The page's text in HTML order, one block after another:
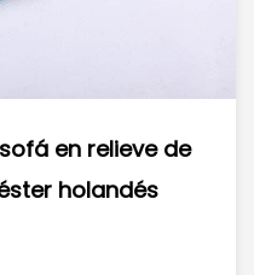
CC007 Tapicería
Supersónico